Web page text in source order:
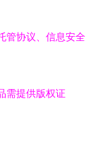
管协议、信息安全
需提供版权证